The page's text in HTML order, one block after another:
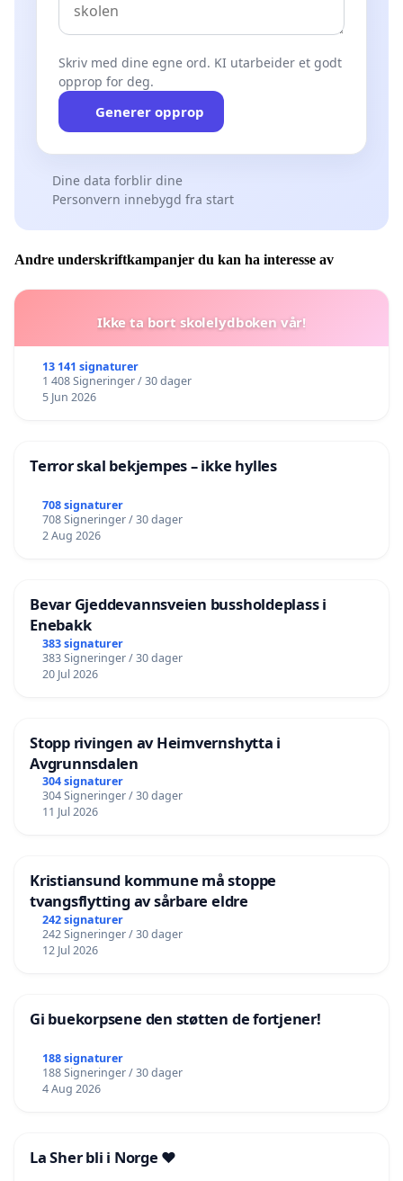
Skriv med dine egne ord. KI utarbeider et godt
opprop for deg.
Generer opprop
Dine data forblir dine
Personvern innebygd fra start
Andre underskriftkampanjer du kan ha interesse av
Ikke ta bort skolelydboken vår!
13 141 signaturer
1 408 Signeringer / 30 dager
5 Jun 2026
Terror skal bekjempes – ikke hylles
708 signaturer
708 Signeringer / 30 dager
2 Aug 2026
Bevar Gjeddevannsveien bussholdeplass i
Enebakk
383 signaturer
383 Signeringer / 30 dager
20 Jul 2026
Stopp rivingen av Heimvernshytta i
Avgrunnsdalen
304 signaturer
304 Signeringer / 30 dager
11 Jul 2026
Kristiansund kommune må stoppe
tvangsflytting av sårbare eldre
242 signaturer
242 Signeringer / 30 dager
12 Jul 2026
Gi buekorpsene den støtten de fortjener!
188 signaturer
188 Signeringer / 30 dager
4 Aug 2026
La Sher bli i Norge ❤️